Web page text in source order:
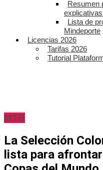
Resumen
Lista de
Mindeporte
Licencias 2026
Tarifas 2026
Tutorial
MTB
La Selección
lista para